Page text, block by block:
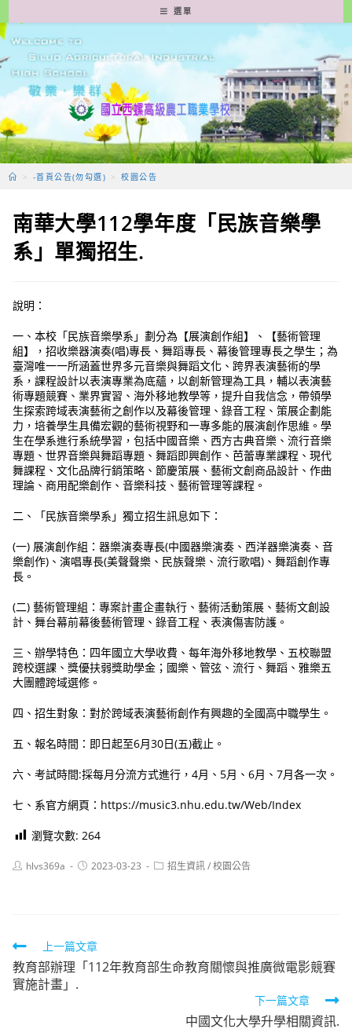
轉
至
要
容
選單
> -首頁公告(勿勾選) > 校園公告
南華大學112學年度「民族音樂學
系」單獨招生.
說明：
一、本校「民族音樂學系」劃分為【展演創作組】、【藝術管理
組】，招收樂器演奏(唱)專長、舞蹈專長、幕後管理專長之學生；為
臺灣唯一一所涵蓋世界多元音樂與舞蹈文化、跨界表演藝術的學
系，課程設計以表演專業為底蘊，以創新管理為工具，輔以表演藝
術專題競賽、業界實習、海外移地教學等，提升自我信念，帶領學
生探索跨域表演藝術之創作以及幕後管理、錄音工程、策展企劃能
力，培養學生具備宏觀的藝術視野和一專多能的展演創作思維。學
生在學系進行系統學習，包括中國音樂、西方古典音樂、流行音樂
專題、世界音樂與舞蹈專題、舞蹈即興創作、芭蕾專業課程、現代
舞課程、文化品牌行銷策略、節慶策展、藝術文創商品設計、作曲
理論、商用配樂創作、音樂科技、藝術管理等課程。
二、「民族音樂學系」獨立招生訊息如下：
(一) 展演創作組：器樂演奏專長(中國器樂演奏、西洋器樂演奏、音
樂創作)、演唱專長(美聲聲樂、民族聲樂、流行歌唱)、舞蹈創作專
長。
(二) 藝術管理組：專案計畫企畫執行、藝術活動策展、藝術文創設
計、舞台幕前幕後藝術管理、錄音工程、表演傷害防護。
三、辦學特色：四年國立大學收費、每年海外移地教學、五校聯盟
跨校選課、獎優扶弱獎助學金；國樂、管弦、流行、舞蹈、雅樂五
大團體跨域選修。
四、招生對象：對於跨域表演藝術創作有興趣的全國高中職學生。
五、報名時間：即日起至6月30日(五)截止。
六、考試時間:採每月分流方式進行，4月、5月、6月、7月各一次。
七、系官方網頁：https://music3.nhu.edu.tw/Web/Index
瀏覽次數: 264
Posthlvs369a
Post2023-03-23
Post招生資訊/校園公告
Read
more
articles
上一篇文章
教育部辦理「112年教育部生命教育關懷與推廣微電影競賽
實施計畫」.
下一篇文章
中國文化大學升學相關資訊.